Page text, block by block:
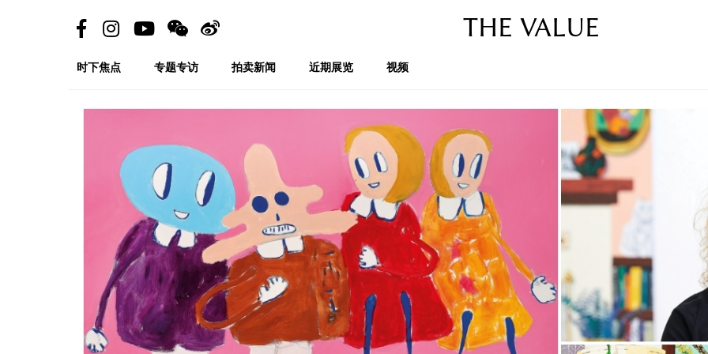
THE VALUE
时下焦点 专题专访 拍卖新闻 近期展览 视频